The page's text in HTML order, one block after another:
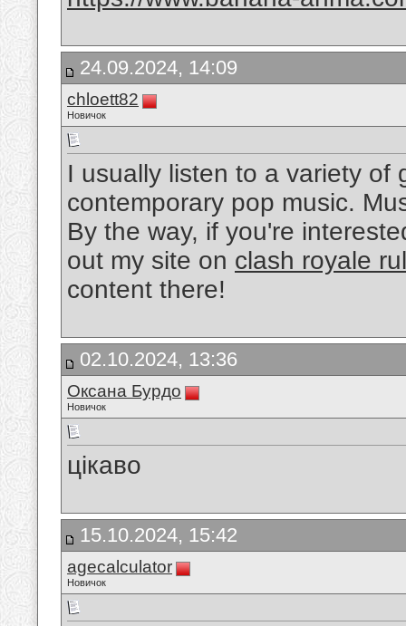
24.09.2024, 14:09
chloett82
Новичок
I usually listen to a variety of
contemporary pop music.
By the way, if you're
out my site on clash royale
content there!
02.10.2024, 13:36
Оксана Бурдо
Новичок
цікаво
15.10.2024, 15:42
agecalculator
Новичок